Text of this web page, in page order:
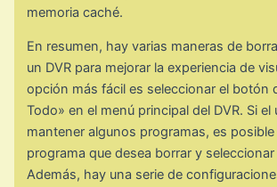
memoria caché.
En resumen, hay varias maneras de
un DVR para mejorar la experiencia de
opción más fácil es seleccionar el botón
Todo» en el menú principal del DVR. Si el
mantener algunos programas, es
programa que desea borrar y seleccionar
Además, hay una serie de